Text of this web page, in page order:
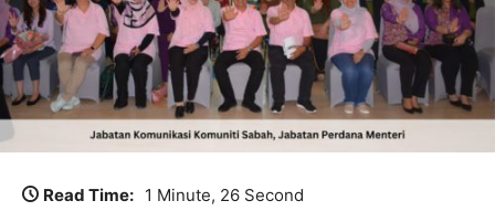
Read Time: 1 Minute, 26 Second